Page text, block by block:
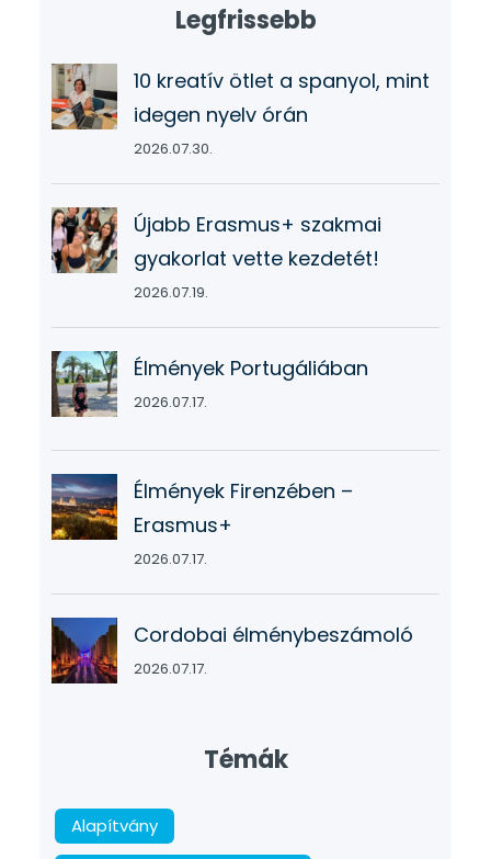
Legfrissebb
10 kreatív ötlet a spanyol, mint
idegen nyelv órán
2026.07.30.
Újabb Erasmus+ szakmai
gyakorlat vette kezdetét!
2026.07.19.
Élmények Portugáliában
2026.07.17.
Élmények Firenzében –
Erasmus+
2026.07.17.
Cordobai élménybeszámoló
2026.07.17.
Témák
Alapítvány